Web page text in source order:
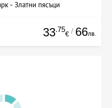
- Златни пясъци
33.75
€ / 66лв.